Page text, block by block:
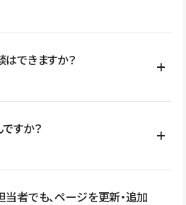
す。
ンテンツ、URLを整理したうえで、
行できます。 WordPressの場合は、
そのまま移行されるわけではないた
ザイン、CMS設計、URL・リダイレク
できますか？
サイトや、複数部門での運用、権限管
システムとの連携など、個別の要件が
ください。
すか？
歴の期間、CMS利用数の上限、権限
者でも、ページを更新・追加